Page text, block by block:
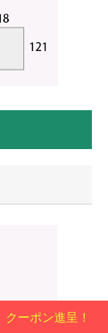
クーポン進呈！